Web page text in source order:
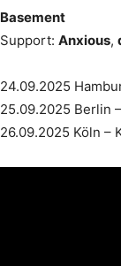
Basement
Support: Anxious,
24.09.2025
25.09.2025 Berlin
26.09.2025 Köln –